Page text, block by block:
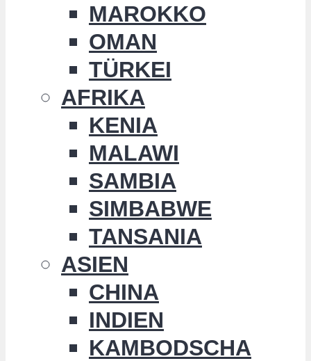
MAROKKO
OMAN
TÜRKEI
AFRIKA
KENIA
MALAWI
SAMBIA
SIMBABWE
TANSANIA
ASIEN
CHINA
INDIEN
KAMBODSCHA